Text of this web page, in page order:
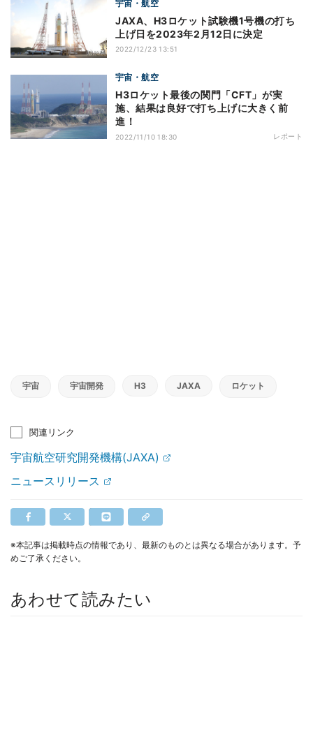
宇宙・航空
JAXA、H3ロケット試験機1号機の打ち
上げ日を2023年2月12日に決定
2022/12/23 13:51
宇宙・航空
H3ロケット最後の関門「CFT」が実
施、結果は良好で打ち上げに大きく前
進！
2022/11/10 18:30 レポート
宇宙 宇宙開発 H3 JAXA ロケット
関連リンク
宇宙航空研究開発機構(JAXA)
ニュースリリース
※本記事は掲載時点の情報であり、最新のものとは異なる場合があります。予
めご了承ください。
あわせて読みたい